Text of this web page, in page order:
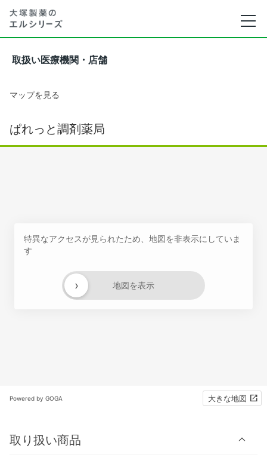
取扱い医療機関・店舗
マップを見る
ぱれっと調剤薬局
特異なアクセスが見られたため、地図を非表示にしていま
す
地図を表示
›
Powered by GOGA 大きな地図
取り扱い商品